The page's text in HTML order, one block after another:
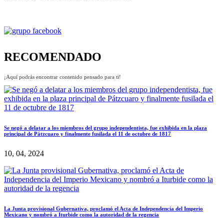
RECOMENDADO
¡Aquí podrás encontrar contenido pensado para ti!
Se negó a delatar a los miembros del grupo independentista, fue exhibida en la plaza
principal de Pátzcuaro y finalmente fusilada el 11 de octubre de 1817
10, 04, 2024
La Junta provisional Gubernativa, proclamó el Acta de Independencia del Imperio
Mexicano y nombró a Iturbide como la autoridad de la regencia